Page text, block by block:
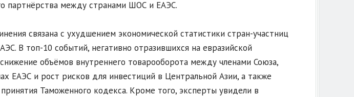
партнёрства между странами ШОС и ЕАЭС.
связана с ухудшением экономической статистики стран-участниц
В топ-10 событий, негативно отразившихся на евразийской
объёмов внутреннего товарооборота между членами Союза,
ЕАЭС и рост рисков для инвестиций в Центральной Азии, а также
Таможенного кодекса. Кроме того, эксперты увидели в